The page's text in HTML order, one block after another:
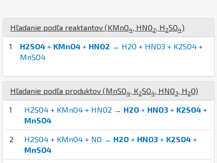
Hľadanie podľa reaktantov (KMnO4 HNO2 H 2SO4)
1 H2SO4 + KMnO4 + HNO2 → H2O + HNO3 + K2SO4 +
MnSO4
Hľadanie podľa produktov (MnSO4 K2SO4 HNO3 H 2O)
1 H2SO4 + KMnO4 + HNO2 → H2O + HNO3 + K2SO4 +
MnSO4
2 H2SO4 + KMnO4 + NO → H2O + HNO3 + K2SO4 +
MnSO4